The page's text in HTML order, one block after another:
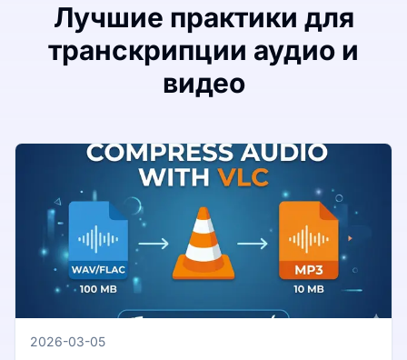
Лучшие практики для
транскрипции аудио и
видео
2026-03-05